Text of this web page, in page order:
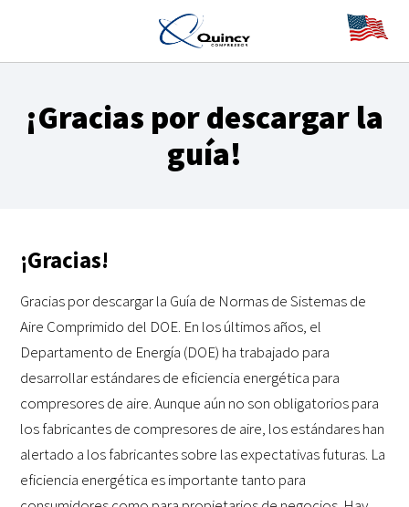
¡Gracias por descargar la
guía!
¡Gracias!
Gracias por descargar la Guía de Normas de Sistemas de
Aire Comprimido del DOE. En los últimos años, el
Departamento de Energía (DOE) ha trabajado para
desarrollar estándares de eficiencia energética para
compresores de aire. Aunque aún no son obligatorios para
los fabricantes de compresores de aire, los estándares han
alertado a los fabricantes sobre las expectativas futuras. La
eficiencia energética es importante tanto para